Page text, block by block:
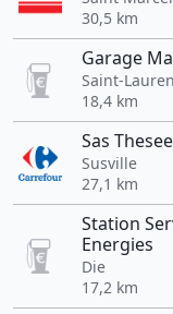
30,5 km
Garage
Saint-
18,4 km
Sas
Susville
27,1 km
Station
Energies
Die
17,2 km